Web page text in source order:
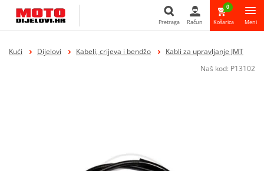
Pretraga
Pretraga Račun
0
Košarica Meni
Kući Dijelovi Kabeli, crijeva i bendžo
Kabli za upravljanje JMT
Naš kod: P13102